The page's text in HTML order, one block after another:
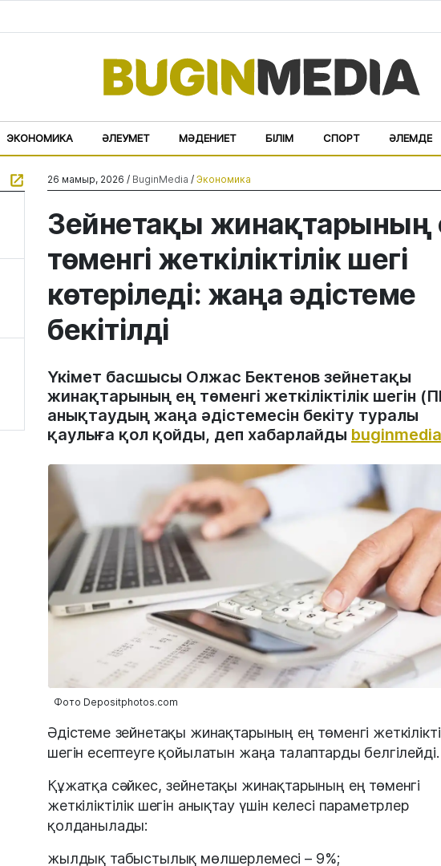
ЭКОНОМИКА ӘЛЕУМЕТ МӘДЕНИЕТ БІЛІМ СПОРТ ӘЛЕМДЕ
26 мамыр, 2026 / BuginMedia / Экономика
Зейнетақы жинақтарының
төменгі жеткіліктілік шегі
көтеріледі: жаңа әдістеме
бекітілді
Үкімет басшысы Олжас Бектенов зейнетақы
жинақтарының ең төменгі жеткіліктілік шегін
анықтаудың жаңа әдістемесін бекіту туралы
қаулыға қол қойды, деп хабарлайды
Фото Depositphotos.com
Әдістеме зейнетақы жинақтарының ең төменгі
шегін есептеуге қойылатын жаңа талаптарды белгілейді.
Құжатқа сәйкес, зейнетақы жинақтарының ең төменгі
жеткіліктілік шегін анықтау үшін келесі параметрлер
қолданылады:
жылдық табыстылық мөлшерлемесі – 9%;